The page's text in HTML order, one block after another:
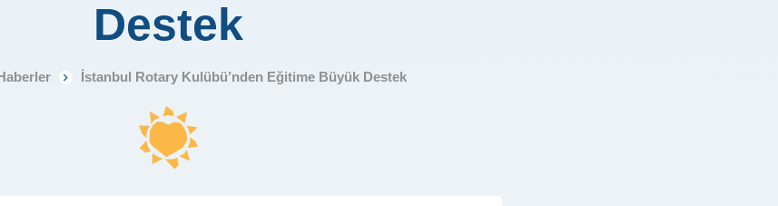
Destek
İstanbul Rotary Kulübü’nden Eğitime Büyük Destek